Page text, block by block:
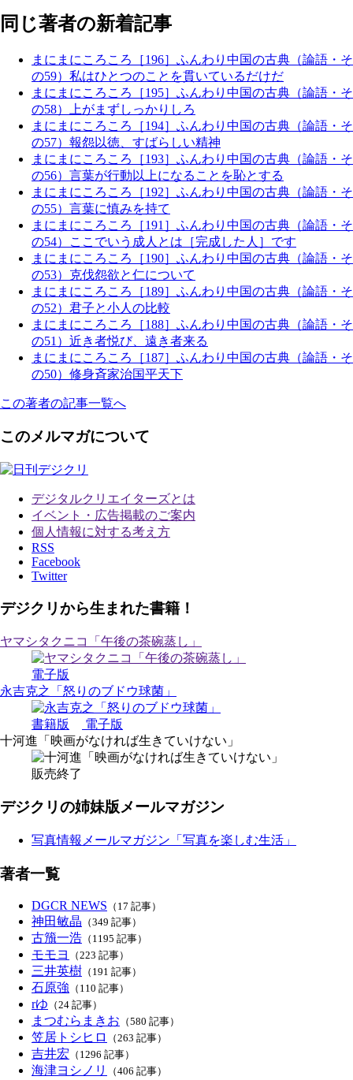
同じ著者の新着記事
まにまにころころ［196］ふんわり中国の古典（論語・そ
の59）私はひとつのことを貫いているだけだ
まにまにころころ［195］ふんわり中国の古典（論語・そ
の58）上がまずしっかりしろ
まにまにころころ［194］ふんわり中国の古典（論語・そ
の57）報怨以徳、すばらしい精神
まにまにころころ［193］ふんわり中国の古典（論語・そ
の56）言葉が行動以上になることを恥とする
まにまにころころ［192］ふんわり中国の古典（論語・そ
の55）言葉に慎みを持て
まにまにころころ［191］ふんわり中国の古典（論語・そ
の54）ここでいう成人とは［完成した人］です
まにまにころころ［190］ふんわり中国の古典（論語・そ
の53）克伐怨欲と仁について
まにまにころころ［189］ふんわり中国の古典（論語・そ
の52）君子と小人の比較
まにまにころころ［188］ふんわり中国の古典（論語・そ
の51）近き者悦び、遠き者来る
まにまにころころ［187］ふんわり中国の古典（論語・そ
の50）修身斉家治国平天下
この著者の記事一覧へ
このメルマガについて
デジタルクリエイターズとは
イベント・広告掲載のご案内
個人情報に対する考え方
RSS
Facebook
Twitter
デジクリから生まれた書籍！
ヤマシタクニコ「午後の茶碗蒸し」
電子版
永吉克之「怒りのブドウ球菌」
書籍版
電子版
十河進「映画がなければ生きていけない」
販売終了
デジクリの姉妹版メールマガジン
写真情報メールマガジン「写真を楽しむ生活」
著者一覧
DGCR NEWS （17 記事）
神田敏晶 （349 記事）
古籏一浩 （1195 記事）
モモヨ （223 記事）
三井英樹 （191 記事）
石原強 （110 記事）
rゆ （24 記事）
まつむらまきお （580 記事）
笠居トシヒロ （263 記事）
吉井宏 （1296 記事）
海津ヨシノリ （406 記事）